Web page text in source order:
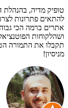
טופיק מדיה, בהנהלת
להתאים פתרונות
אתרים ברמה הכי
ושהלקוחות
תקבלו את התמורה
מניסיון!